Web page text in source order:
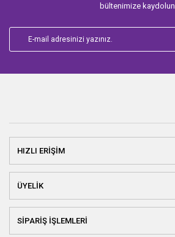
bültenimize kaydolun
HIZLI ERİŞİM
ÜYELİK
SİPARİŞ İŞLEMLERİ